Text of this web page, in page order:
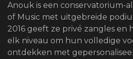
Anouk is een conservatorium-
of Music met uitgebreide
2016 geeft ze privé zangles en
elk niveau om hun volledige
ontdekken met